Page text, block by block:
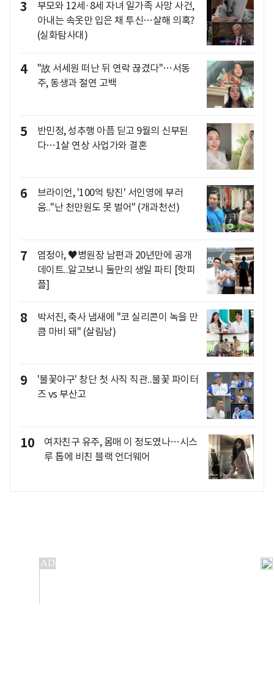
3
부모와 12세·8세 자녀 일가족 사망 사건,
아내는 속옷만 입은 채 투신…살해 의혹?
(실화탐사대)
4
"故 서세원 떠난 뒤 연락 끊겼다"…서동
주, 동생과 절연 고백
5
반민정, 성추행 아픔 딛고 9월의 신부된
다…1살 연상 사업가와 결혼
6
브라이언, '100억 탕진' 서인영에 부러
움.."난 천만원도 못 벌어" (개과천선)
7
염정아, ♥병원장 남편과 20년만에 공개
데이트..알고보니 둘만의 생일 파티 [핫피
플]
8
박서진, 축사 냄새에 "코 실리콘이 녹을 만
큼 마비 돼" (살림남)
9
'불꽃야구' 창단 첫 사직 직관..불꽃 파이터
즈 vs 부산고
10
여자친구 유주, 몸매 이 정도였나…시스
루 톱에 비친 블랙 언더웨어